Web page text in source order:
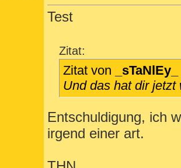
Test
Zitat:
Zitat von
_sTaNlEy_
Und das hat dir
Entschuldigung, ich
irgend einer art.